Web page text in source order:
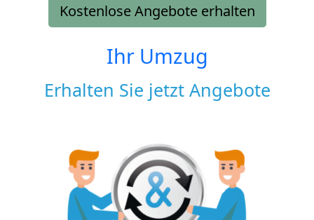
Kostenlose Angebote erhalten
Ihr Umzug
Erhalten Sie jetzt Angebote